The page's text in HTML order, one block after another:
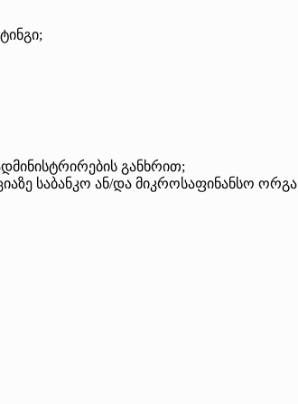
განხრით;
საბანკო ან/და მიკროსაფინანსო